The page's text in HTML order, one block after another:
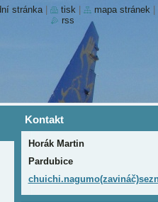
Kontakt
Horák Martin
Pardubice
stránka tisk mapa stránek
rss